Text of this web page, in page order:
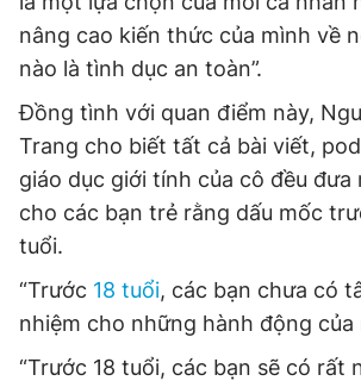
nâng cao kiến thức của mình về
nào là tình dục an toàn”.
Đồng tình với quan điểm này,
Trang cho biết tất cả bài viết,
giáo dục giới tính của cô đều đưa
cho các bạn trẻ rằng dấu mốc
tuổi.
“Trước 18 tuổi, các bạn chưa có
nhiệm cho những hành động của
“Trước 18 tuổi, các bạn sẽ có rất